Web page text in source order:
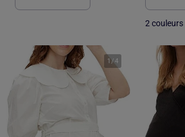
2 couleurs
1 /4